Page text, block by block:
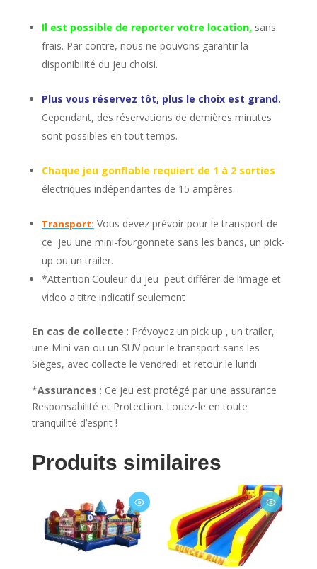
Il est possible de reporter votre location, sans
frais. Par contre, nous ne pouvons garantir la
disponibilité du jeu choisi.
Plus vous réservez tôt, plus le choix est grand.
Cependant, des réservations de dernières minutes
sont possibles en tout temps.
Chaque jeu gonflable requiert de 1 à 2 sorties
électriques indépendantes de 15 ampères.
Transport: Vous devez prévoir pour le transport de
ce jeu une mini-fourgonnete sans les bancs, un pick-
up ou un trailer.
*Attention:Couleur du jeu peut différer de l’image et
video a titre indicatif seulement
En cas de collecte : Prévoyez un pick up , un trailer,
une Mini van ou un SUV pour le transport sans les
Sièges, avec collecte le vendredi et retour le lundi
*Assurances : Ce jeu est protégé par une assurance
Responsabilité et Protection. Louez-le en toute
tranquilité d’esprit !
Produits similaires